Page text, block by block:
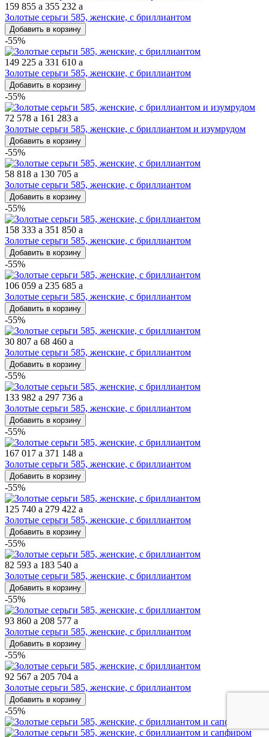
159 855 a 355 232 a
Золотые серьги 585, женские, с бриллиантом
Добавить в корзину
-55%
149 225 a 331 610 a
Золотые серьги 585, женские, с бриллиантом
Добавить в корзину
-55%
72 578 a 161 283 a
Золотые серьги 585, женские, с бриллиантом и изумрудом
Добавить в корзину
-55%
58 818 a 130 705 a
Золотые серьги 585, женские, с бриллиантом
Добавить в корзину
-55%
158 333 a 351 850 a
Золотые серьги 585, женские, с бриллиантом
Добавить в корзину
-55%
106 059 a 235 685 a
Золотые серьги 585, женские, с бриллиантом
Добавить в корзину
-55%
30 807 a 68 460 a
Золотые серьги 585, женские, с бриллиантом
Добавить в корзину
-55%
133 982 a 297 736 a
Золотые серьги 585, женские, с бриллиантом
Добавить в корзину
-55%
167 017 a 371 148 a
Золотые серьги 585, женские, с бриллиантом
Добавить в корзину
-55%
125 740 a 279 422 a
Золотые серьги 585, женские, с бриллиантом
Добавить в корзину
-55%
82 593 a 183 540 a
Золотые серьги 585, женские, с бриллиантом
Добавить в корзину
-55%
93 860 a 208 577 a
Золотые серьги 585, женские, с бриллиантом
Добавить в корзину
-55%
92 567 a 205 704 a
Золотые серьги 585, женские, с бриллиантом
Добавить в корзину
-55%